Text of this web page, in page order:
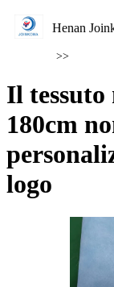
Henan
>>
Il tessuto
180cm
logo